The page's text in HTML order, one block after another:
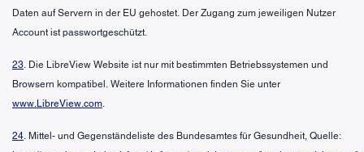
Daten auf Servern in der EU gehostet. Der Zugang zum jeweiligen Nutzer
Account ist passwortgeschützt.
23. Die LibreView Website ist nur mit bestimmten Betriebssystemen und
Browsern kompatibel. Weitere Informationen finden Sie unter
www.LibreView.com.
24. Mittel- und Gegenständeliste des Bundesamtes für Gesundheit, Quelle: